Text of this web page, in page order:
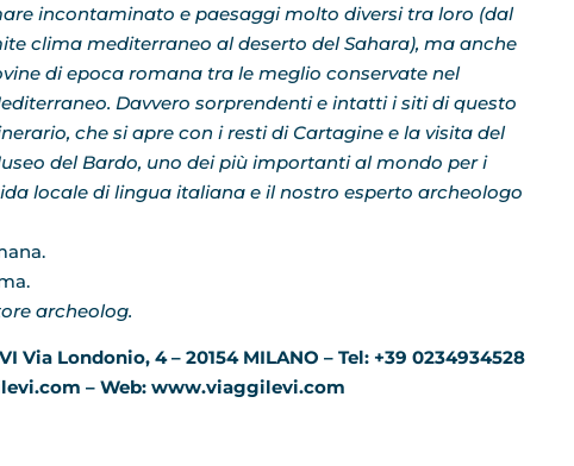
incontaminato e paesaggi molto diversi tra loro (dal
clima mediterraneo al deserto del Sahara), ma anche
di epoca romana tra le meglio conservate nel
Davvero sorprendenti e intatti i siti di questo
che si apre con i resti di Cartagine e la visita del
del Bardo, uno dei più importanti al mondo per i
locale di lingua italiana e il nostro esperto archeologo
archeolog.
Via Londonio, 4 – 20154 MILANO – Tel: +39 0234934528
– Web: www.viaggilevi.com